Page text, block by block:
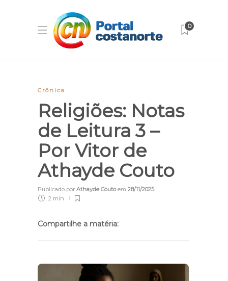
0
Crônica
Religiões: Notas
de Leitura 3 –
Por Vitor de
Athayde Couto
Publicado por Athayde Coutoem 28/11/2025
2 min
Compartilhe a matéria: